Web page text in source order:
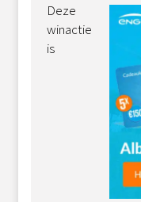
Deze
winactie
is